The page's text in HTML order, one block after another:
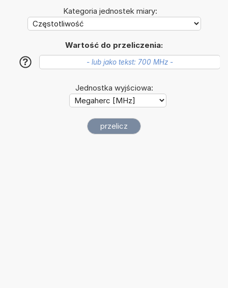
Kategoria jednostek miary:
Wartość do przeliczenia:
?
Jednostka wyjściowa: